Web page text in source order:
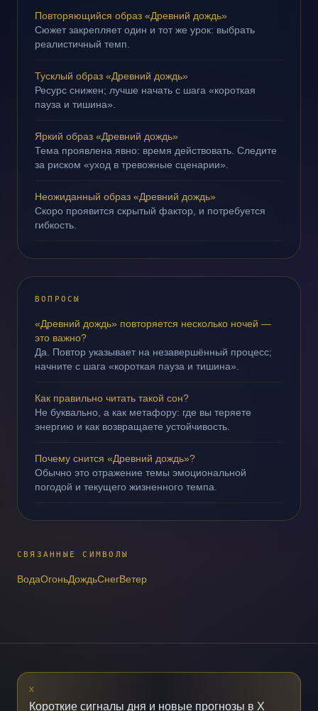
Повторяющийся образ «Древний дождь»
Сюжет закрепляет один и тот же урок: выбрать
реалистичный темп.
Тусклый образ «Древний дождь»
Ресурс снижен; лучше начать с шага «короткая
пауза и тишина».
Яркий образ «Древний дождь»
Тема проявлена явно: время действовать. Следите
за риском «уход в тревожные сценарии».
Неожиданный образ «Древний дождь»
Скоро проявится скрытый фактор, и потребуется
гибкость.
ВОПРОСЫ
«Древний дождь» повторяется несколько ночей —
это важно?
Да. Повтор указывает на незавершённый процесс;
начните с шага «короткая пауза и тишина».
Как правильно читать такой сон?
Не буквально, а как метафору: где вы теряете
энергию и как возвращаете устойчивость.
Почему снится «Древний дождь»?
Обычно это отражение темы эмоциональной
погодой и текущего жизненного темпа.
СВЯЗАННЫЕ СИМВОЛЫ
ВодаОгоньДождьСнегВетер
X
Короткие сигналы дня и новые прогнозы в X